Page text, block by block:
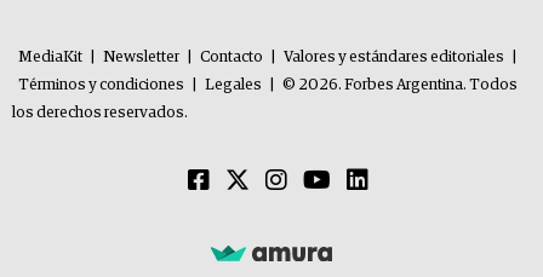
MediaKit Newsletter Contacto Valores y estándares editoriales
Términos y condiciones
Legales
© 2026. Forbes Argentina. Todos
los derechos reservados.